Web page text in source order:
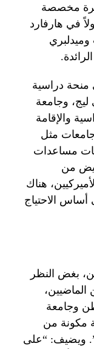
مخصصة
في هارفارد
منحة دراسية
وجامعة
والإقامة
مثل
مساعدات
من
هناك
الاحتياج
بغض النظر
وجامعة
مكونة من
ويضيف: “على